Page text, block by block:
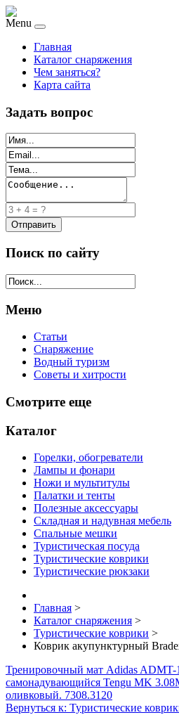
Menu
Главная
Каталог снаряжения
Чем заняться?
Карта сайта
Задать вопрос
Поиск по сайту
Меню
Статьи
Снаряжение
Водный туризм
Советы и хитрости
Смотрите еще
Каталог
Горелки, обогреватели
Лампы и фонари
Ножи и мультитулы
Палатки и тенты
Полезные аксессуары
Складная и надувная мебель
Спальные мешки
Туристическая посуда
Туристические коврики
Туристические рюкзаки
Главная >
Каталог снаряжения >
Туристические коврики >
Коврик акупунктурный
Тренировочный мат Adidas ADMT-
самонадувающийся Tengu MK
оливковый. 7308.3120
Вернуться к: Туристические